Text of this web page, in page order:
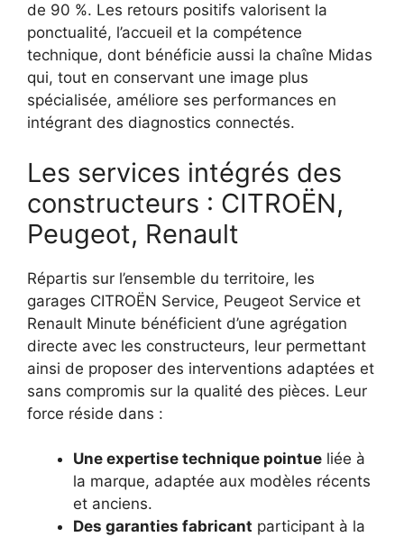
de 90 %. Les retours positifs valorisent la
ponctualité, l’accueil et la compétence
technique, dont bénéficie aussi la chaîne Midas
qui, tout en conservant une image plus
spécialisée, améliore ses performances en
intégrant des diagnostics connectés.
Les services intégrés des
constructeurs : CITROËN,
Peugeot, Renault
Répartis sur l’ensemble du territoire, les
garages CITROËN Service, Peugeot Service et
Renault Minute bénéficient d’une agrégation
directe avec les constructeurs, leur permettant
ainsi de proposer des interventions adaptées et
sans compromis sur la qualité des pièces. Leur
force réside dans :
Une expertise technique pointue liée à
la marque, adaptée aux modèles récents
et anciens.
Des garanties fabricant participant à la